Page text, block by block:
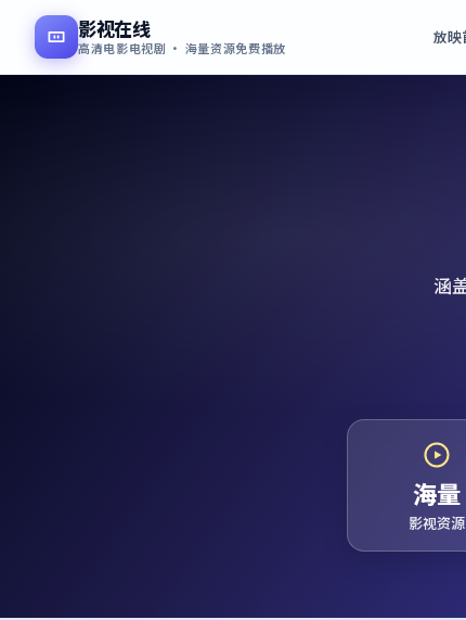
影视在线
高清电影电视剧 · 海量资源免费播放
放映
涵
海量
影视资源